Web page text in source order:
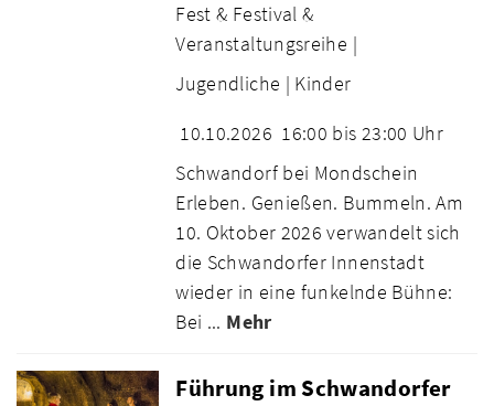
Fest & Festival &
Veranstaltungsreihe |
Jugendliche | Kinder
10.10.2026 16:00 bis 23:00 Uhr
Schwandorf bei Mondschein
Erleben. Genießen. Bummeln. Am
10. Oktober 2026 verwandelt sich
die Schwandorfer Innenstadt
wieder in eine funkelnde Bühne:
Bei ... Mehr
Führung im Schwandorfer